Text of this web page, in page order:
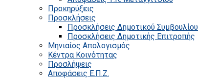
Προκηρύξεις
Προσκλήσεις
Προσκλήσεις Δημοτικού Συμβουλίου
Προσκλήσεις Δημοτικής Επιτροπής
Μηνιαίος Απολογισμός
Κέντρα Κοινότητας
Προσλήψεις
Αποφάσεις Ε.Π.Ζ.